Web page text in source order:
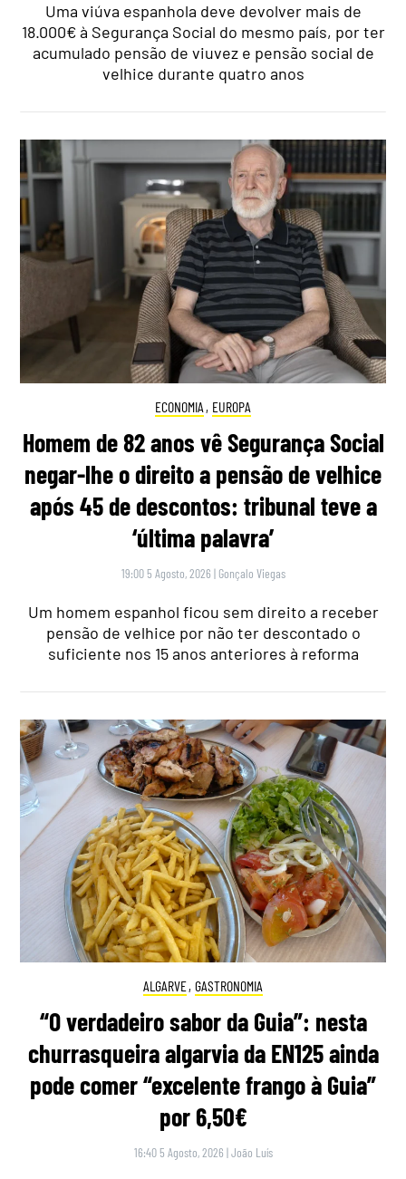
Uma viúva espanhola deve devolver mais de
18.000€ à Segurança Social do mesmo país, por ter
acumulado pensão de viuvez e pensão social de
velhice durante quatro anos
ECONOMIA , EUROPA
Homem de 82 anos vê Segurança Social
negar-lhe o direito a pensão de velhice
após 45 de descontos: tribunal teve a
‘última palavra’
19:00 5 Agosto, 2026 | Gonçalo Viegas
Um homem espanhol ficou sem direito a receber
pensão de velhice por não ter descontado o
suficiente nos 15 anos anteriores à reforma
ALGARVE, GASTRONOMIA
“O verdadeiro sabor da Guia”: nesta
churrasqueira algarvia da EN125 ainda
pode comer “excelente frango à Guia”
por 6,50€
16:40 5 Agosto, 2026 |João Luís